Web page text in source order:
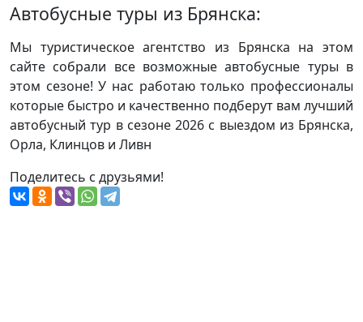
Автобусные туры из Брянска:
Мы туристическое агентство из Брянска на этом
сайте собрали все возможные автобусные туры в
этом сезоне! У нас работаю только профессионалы
которые быстро и качественно подберут вам лучший
автобусный тур в сезоне 2026 с выездом из Брянска,
Орла, Клинцов и Ливн
Поделитесь с друзьями!